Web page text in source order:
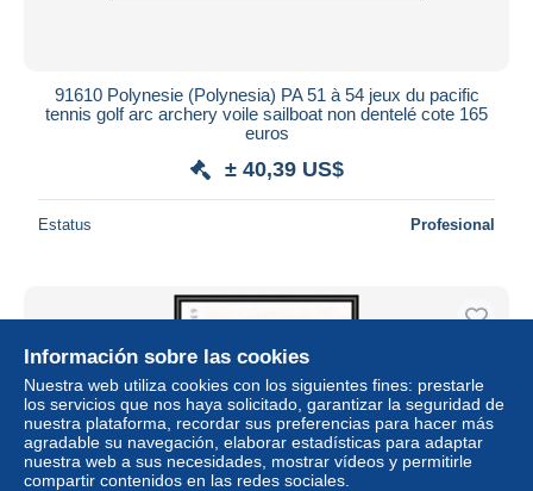
91610 Polynesie (Polynesia) PA 51 à 54 jeux du pacific
tennis golf arc archery voile sailboat non dentelé cote 165
euros
± 40,39 US$
Estatus Profesional
Información sobre las cookies
Nuestra web utiliza cookies con los siguientes fines: prestarle
los servicios que nos haya solicitado, garantizar la seguridad de
nuestra plataforma, recordar sus preferencias para hacer más
agradable su navegación, elaborar estadísticas para adaptar
nuestra web a sus necesidades, mostrar vídeos y permitirle
compartir contenidos en las redes sociales.